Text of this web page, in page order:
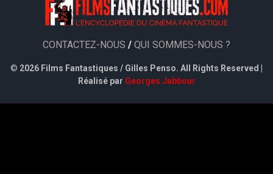
CONTACTEZ-NOUS / QUI SOMMES-NOUS ?
© 2026 Films Fantastiques / Gilles Penso. All Rights Reserved |
Réalisé par Georges Jabbour